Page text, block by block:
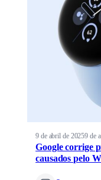
9 de abril de 20259 de
Google corrige
causados pelo